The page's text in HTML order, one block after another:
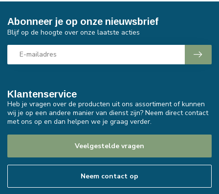
Klantenservice
Heb je vragen over de producten uit ons assortiment of kunnen
wij je op een andere manier van dienst zijn? Neem direct contact
met ons op en dan helpen we je graag verder.
Veelgestelde vragen
Neem contact op
Abonneer je op onze nieuwsbrief
Blijf op de hoogte over onze laatste acties